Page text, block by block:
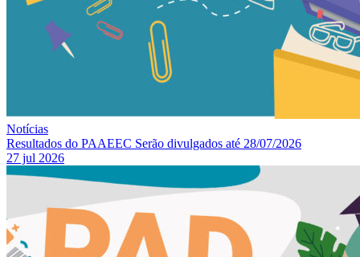
Notícias
Resultados do PAAEEC Serão divulgados até 28/07/2026
27 jul 2026